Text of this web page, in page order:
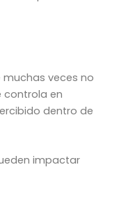
veces no
controla en
dentro de
impactar